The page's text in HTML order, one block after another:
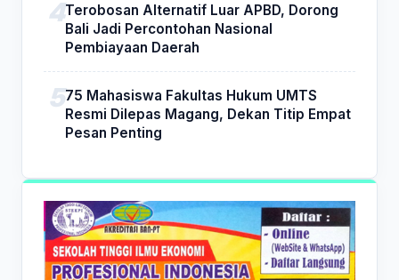
Terobosan Alternatif Luar APBD, Dorong
Bali Jadi Percontohan Nasional
Pembiayaan Daerah
75 Mahasiswa Fakultas Hukum UMTS
Resmi Dilepas Magang, Dekan Titip Empat
Pesan Penting